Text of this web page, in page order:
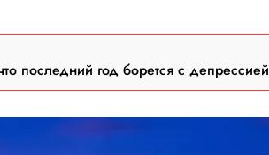
последний год борется с депрессией